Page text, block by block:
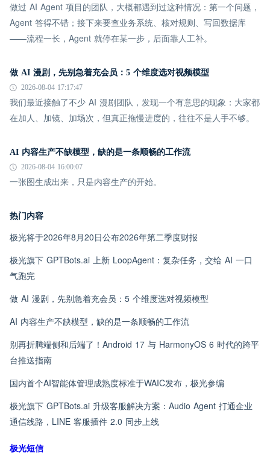
做过 AI Agent 项目的团队，大概都遇到过这种情况：第一个问题，
Agent 答得不错；接下来要查业务系统、核对规则、写回数据库
——流程一长，Agent 就停在某一步，后面靠人工补。
做 AI 漫剧，先别急着充会员：5 个维度选对视频模型
2026-08-04 17:17:47
我们最近接触了不少 AI 漫剧团队，发现一个有意思的现象：大家都
在加人、加镜、加场次，但真正拖慢进度的，往往不是人手不够。
AI 内容生产不缺模型，缺的是一条顺畅的工作流
2026-08-04 16:00:07
一张图生成出来，只是内容生产的开始。
热门内容
极光将于2026年8月20日公布2026年第二季度财报
极光旗下 GPTBots.ai 上新 LoopAgent：复杂任务，交给 AI 一口
气跑完
做 AI 漫剧，先别急着充会员：5 个维度选对视频模型
AI 内容生产不缺模型，缺的是一条顺畅的工作流
别再折腾端侧和后端了！Android 17 与 HarmonyOS 6 时代的跨平
台推送指南
国内首个AI智能体管理成熟度标准于WAIC发布，极光参编
极光旗下 GPTBots.ai 升级客服解决方案：Audio Agent 打通企业
通信线路，LINE 客服插件 2.0 同步上线
极光短信